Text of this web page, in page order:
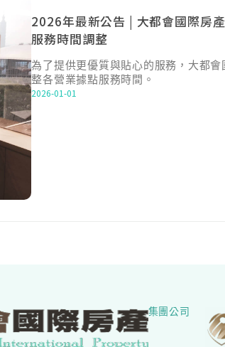
2026年最新公告 | 大都會國際房
服務時間調整
為了提供更優質與貼心的服務，大都會
整各營業據點服務時間。
2026-01-01
集團公司